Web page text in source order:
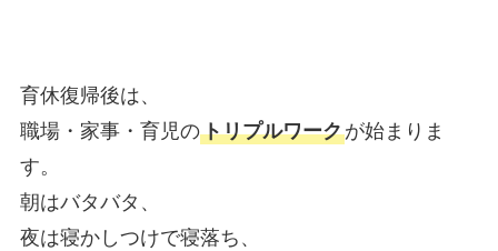
育休復帰後は、
職場・家事・育児のトリプルワークが始まりま
す。
朝はバタバタ、
夜は寝かしつけで寝落ち、